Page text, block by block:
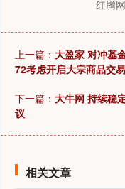
红腾
上一篇： 大盈家 对冲基
72考虑开启大宗商品交易
下一篇： 大牛网 持续稳
议
相关文章